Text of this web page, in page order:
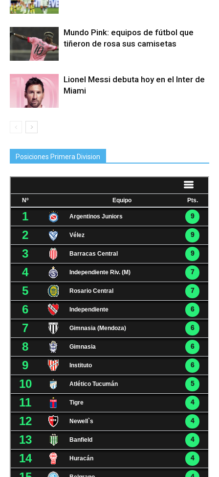
Mundo Pink: equipos de fútbol que
tiñeron de rosa sus camisetas
Lionel Messi debuta hoy en el Inter de
Miami
Posiciones Primera Division